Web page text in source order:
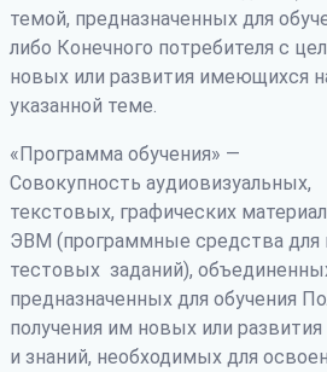
темой, предназначенных для
либо Конечного потребителя с
новых или развития имеющихся
указанной теме.
«Программа обучения» —
Совокупность аудиовизуальных,
текстовых, графических
ЭВМ (программные средства для
тестовых заданий),
предназначенных для обучения
получения им новых или
и знаний, необходимых для